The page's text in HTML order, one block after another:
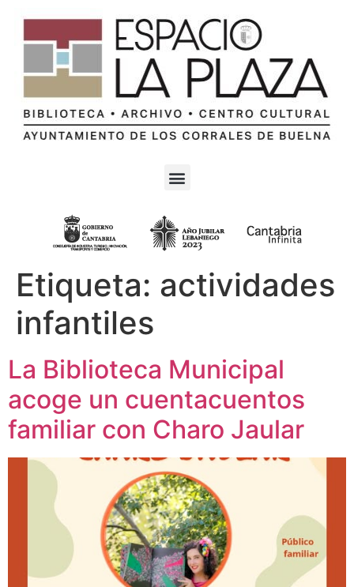
Etiqueta: actividades
infantiles
La Biblioteca Municipal
acoge un cuentacuentos
familiar con Charo Jaular